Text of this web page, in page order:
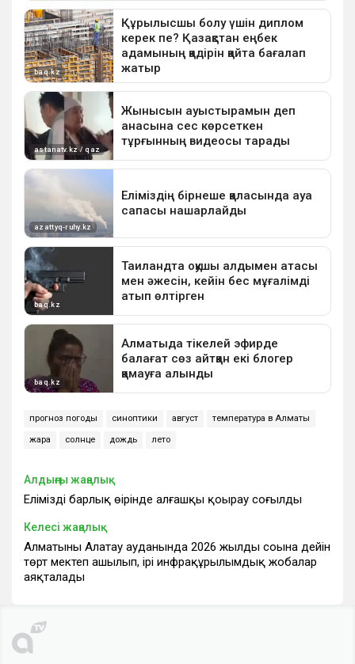
прогноз погоды синоптики август температура в Алматы
жара солнце дождь лето
Алдыңғы жаңалық
Еліміздің барлық өңірінде алғашқы қоңырау соғылды
Келесі жаңалық
Алматының Алатау ауданында 2026 жылдың соңына дейін
төрт мектеп ашылып, ірі инфрақұрылымдық жобалар
аяқталады